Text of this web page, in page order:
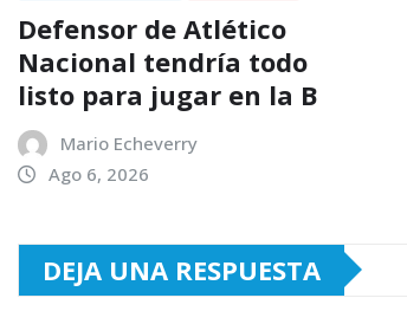
Defensor de Atlético
Nacional tendría todo
listo para jugar en la B
Mario Echeverry
Ago 6, 2026
DEJA UNA RESPUESTA